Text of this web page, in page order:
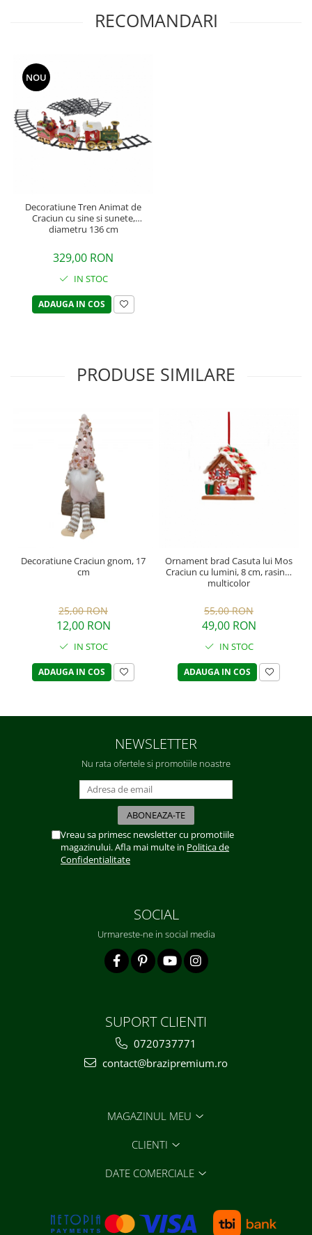
RECOMANDARI
NOU
Decoratiune Tren Animat de
Craciun cu sine si sunete,
diametru 136 cm
329,00 RON
IN STOC
ADAUGA IN COS
PRODUSE SIMILARE
Decoratiune Craciun gnom, 17
cm
25,00 RON
12,00 RON
IN STOC
ADAUGA IN COS
Ornament brad Casuta lui Mos
Craciun cu lumini, 8 cm, rasina,
multicolor
55,00 RON
49,00 RON
IN STOC
ADAUGA IN COS
NEWSLETTER
Nu rata ofertele si promotiile noastre
Vreau sa primesc newsletter cu promotiile
magazinului. Afla mai multe in Politica de
Confidentialitate
SOCIAL
Urmareste-ne in social media
SUPORT CLIENTI
0720737771
contact@brazipremium.ro
MAGAZINUL MEU
CLIENTI
DATE COMERCIALE